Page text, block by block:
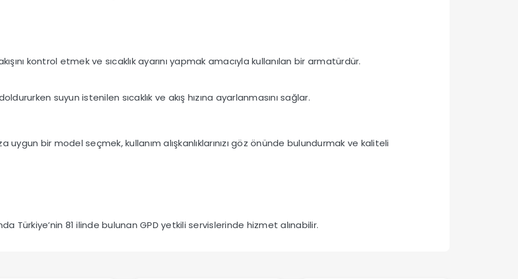
kontrol etmek ve sıcaklık ayarını yapmak amacıyla kullanılan bir armatürdür.
suyun istenilen sıcaklık ve akış hızına ayarlanmasını sağlar.
uygun bir model seçmek, kullanım alışkanlıklarınızı göz önünde bulundurmak ve kaliteli
Türkiye’nin 81 ilinde bulunan GPD yetkili servislerinde hizmet alınabilir.